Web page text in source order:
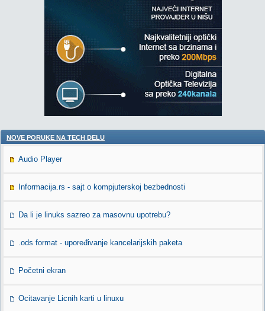
NOVE PORUKE NA TECH DELU
Audio Player
Informacija.rs - sajt o kompjuterskoj bezbednosti
Da li je linuks sazreo za masovnu upotrebu?
.ods format - upoređivanje kancelarijskih paketa
Početni ekran
Ocitavanje Licnih karti u linuxu